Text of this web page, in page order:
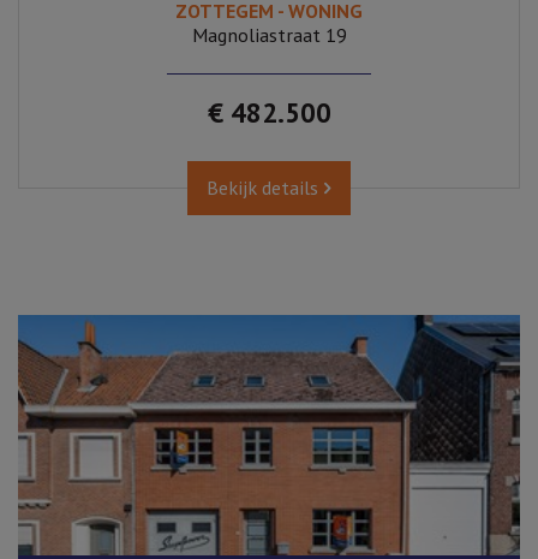
ZOTTEGEM - WONING
Magnoliastraat 19
€ 482.500
Bekijk details